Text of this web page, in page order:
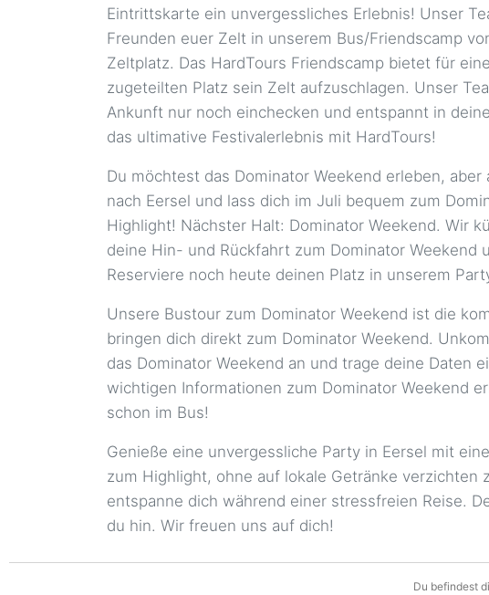
Eintrittskarte ein unvergessliches Erlebnis! Unser
Freunden euer Zelt in unserem Bus/Friendscamp
Zeltplatz. Das HardTours Friendscamp bietet für
zugeteilten Platz sein Zelt aufzuschlagen. Unser
Ankunft nur noch einchecken und entspannt in
das ultimative Festivalerlebnis mit HardTours!
Du möchtest das Dominator Weekend erleben,
nach Eersel und lass dich im Juli bequem zum
Highlight! Nächster Halt: Dominator Weekend. Wir
deine Hin- und Rückfahrt zum Dominator
Reserviere noch heute deinen Platz in unserem
Unsere Bustour zum Dominator Weekend ist die
bringen dich direkt zum Dominator Weekend.
das Dominator Weekend an und trage deine Daten
wichtigen Informationen zum Dominator Weekend
schon im Bus!
Genieße eine unvergessliche Party in Eersel mit
zum Highlight, ohne auf lokale Getränke
entspanne dich während einer stressfreien Reise.
du hin. Wir freuen uns auf dich!
Du befindest